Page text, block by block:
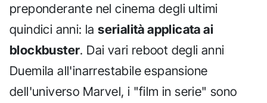
preponderante nel cinema degli ultimi
quindici anni: laserialità applicata ai
blockbuster. Dai vari reboot degli anni
Duemila all'inarrestabile espansione
dell'universo Marvel, i "film in serie" sono